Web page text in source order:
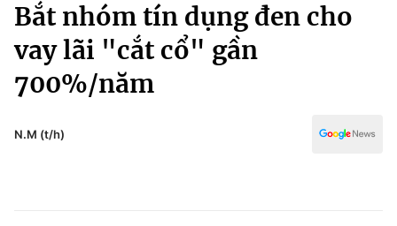
Chuyên mục
Chính trị
Pháp luật
Thể thao
Truyền hình
Văn hóa - Giải trí
Bắt nhóm tín dụng đen cho
vay lãi "cắt cổ" gần
700%/năm
N.M (t/h)